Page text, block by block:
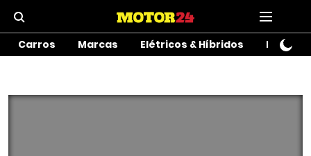
Carros Marcas Elétricos & Híbridos Motos